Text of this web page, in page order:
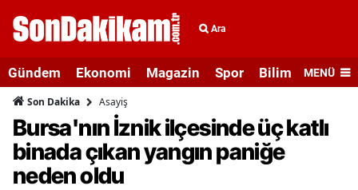
Ara
Gündem Ekonomi Magazin Spor Bilim veMENÜ
Son Dakika Asayiş
Bursa'nın İznik ilçesinde üç katlı
binada çıkan yangın paniğe
neden oldu